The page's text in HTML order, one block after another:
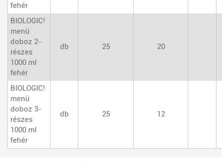
fehér
BIOLOGIC!
menü
doboz 2-
részes
1000 ml
fehér
db 25 20
BIOLOGIC!
menü
doboz 3-
részes
1000 ml
fehér
db 25 12